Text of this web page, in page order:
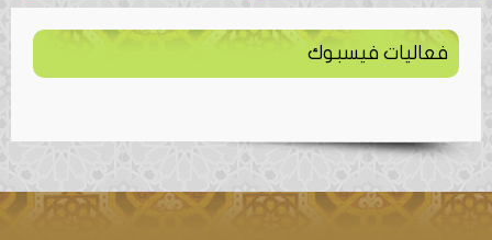
فعاليات فيسبوك